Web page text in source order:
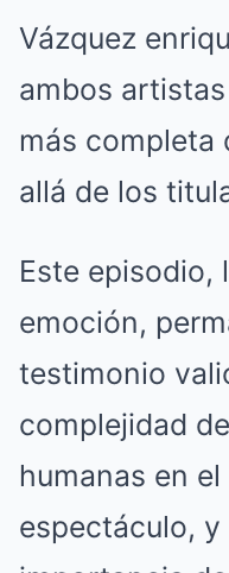
Vázquez
ambos
más completa
allá de los
Este episodio,
emoción,
testimonio
complejidad
humanas en
espectáculo, y